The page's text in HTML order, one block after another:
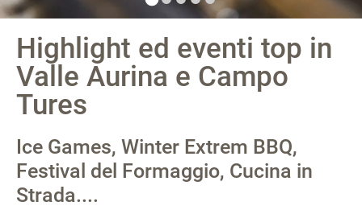
Highlight ed eventi top in
Valle Aurina e Campo
Tures
Ice Games, Winter Extrem BBQ,
Festival del Formaggio, Cucina in
Strada....